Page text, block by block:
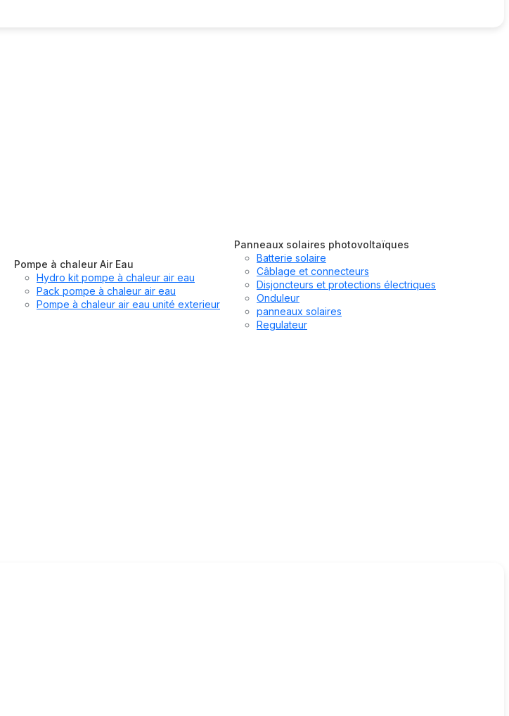
Pompe à chaleur Air Eau
Hydro kit pompe à chaleur air eau
Pack pompe à chaleur air eau
Pompe à chaleur air eau unité exterieur
Panneaux solaires photovoltaïques
Batterie solaire
Câblage et connecteurs
Disjoncteurs et protections électriques
Onduleur
panneaux solaires
Regulateur